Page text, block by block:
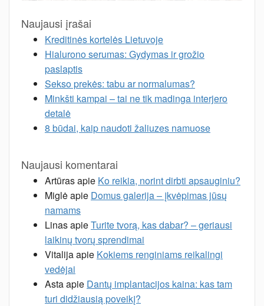
Naujausi įrašai
Kreditinės kortelės Lietuvoje
Hialurono serumas: Gydymas ir grožio
paslaptis
Sekso prekės: tabu ar normalumas?
Minkšti kampai – tai ne tik madinga interjero
detalė
8 būdai, kaip naudoti žaliuzes namuose
Naujausi komentarai
Artūrasapie Ko reikia, norint dirbti apsauginiu?
Miglėapie Domus galerija – įkvėpimas jūsų
namams
LinasapieTurite tvorą, kas dabar? – geriausi
laikinų tvorų sprendimai
Vitalijaapie Kokiems renginiams reikalingi
vedėjai
Astaapie Dantų implantacijos kaina: kas tam
turi didžiausią poveikį?